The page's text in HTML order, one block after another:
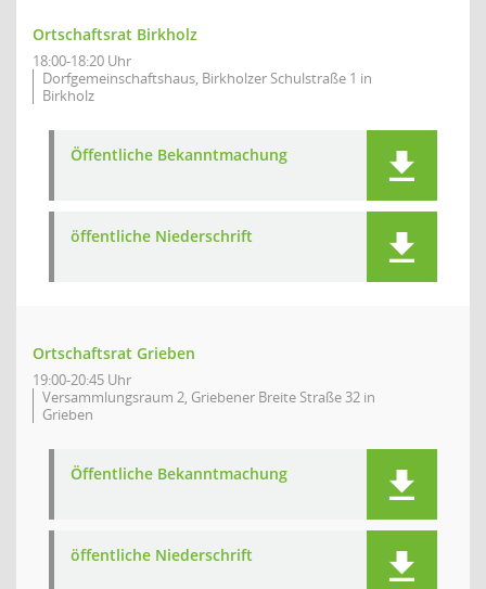
Ortschaftsrat Birkholz
18:00-18:20 Uhr
Dorfgemeinschaftshaus, Birkholzer Schulstraße 1 in
Birkholz
Öffentliche Bekanntmachung
öffentliche Niederschrift
Ortschaftsrat Grieben
19:00-20:45 Uhr
Versammlungsraum 2, Griebener Breite Straße 32 in
Grieben
Öffentliche Bekanntmachung
öffentliche Niederschrift